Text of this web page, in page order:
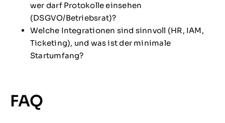
wer darf Protokolle einsehen
(DSGVO/Betriebsrat)?
Welche Integrationen sind sinnvoll (HR, IAM,
Ticketing), und was ist der minimale
Startumfang?
FAQ